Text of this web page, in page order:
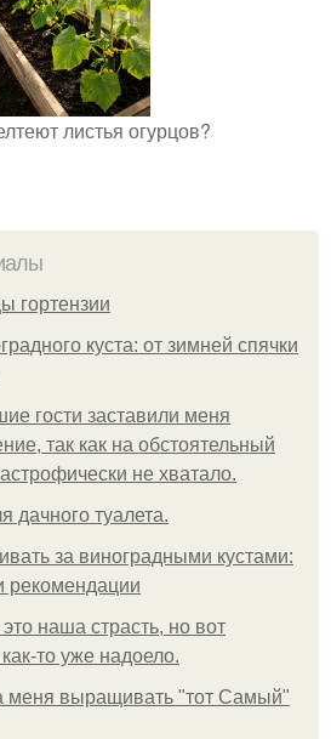
листья огурцов?
гортензии
куста: от зимней спячки
гости заставили меня
так как на обстоятельный
не хватало.
дачного туалета.
за виноградными кустами:
рекомендации
наша страсть, но вот
то уже надоело.
меня выращивать "тот Самый"